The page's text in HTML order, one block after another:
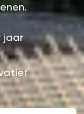
jaar